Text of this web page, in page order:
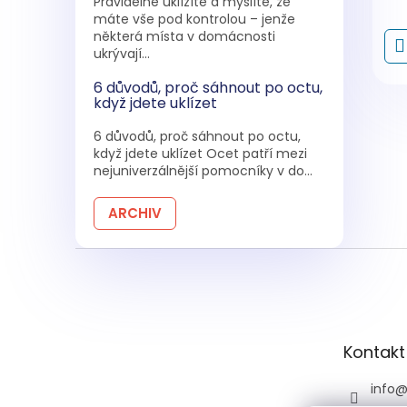
máte vše pod kontrolou – jenže
některá místa v domácnosti
ukrývají...
6 důvodů, proč sáhnout po octu,
když jdete uklízet
6 důvodů, proč sáhnout po octu,
když jdete uklízet Ocet patří mezi
nejuniverzálnější pomocníky v do...
ARCHIV
Kontakt
info@